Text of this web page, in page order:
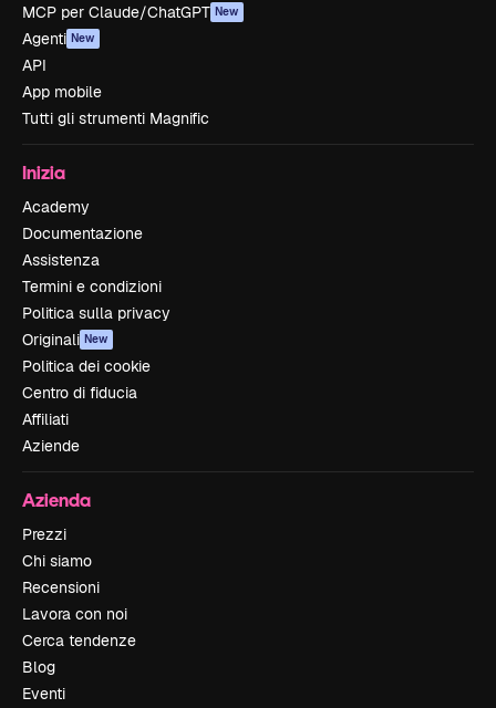
MCP per Claude/ChatGPT New
Agenti New
API
App mobile
Tutti gli strumenti Magnific
Inizia
Academy
Documentazione
Assistenza
Termini e condizioni
Politica sulla privacy
Originali New
Politica dei cookie
Centro di fiducia
Affiliati
Aziende
Azienda
Prezzi
Chi siamo
Recensioni
Lavora con noi
Cerca tendenze
Blog
Eventi